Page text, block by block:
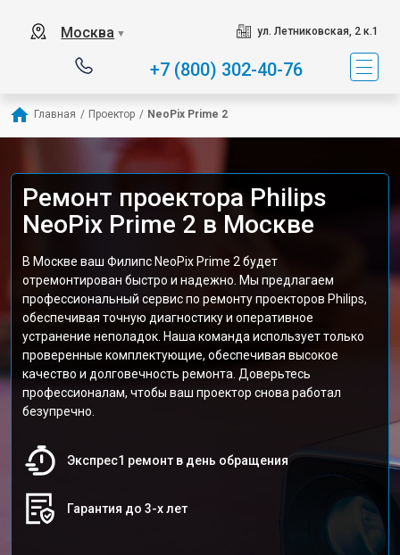
Москва ▼ ул. Летниковская, 2 к.1
+7 (800) 302-40-76
Главная / Проектор / NeoPix Prime 2
Ремонт проектора Philips
NeoPix Prime 2 в Москве
В Москве ваш Филипс NeoPix Prime 2 будет
отремонтирован быстро и надежно. Мы предлагаем
профессиональный сервис по ремонту проекторов Philips,
обеспечивая точную диагностику и оперативное
устранение неполадок. Наша команда использует только
проверенные комплектующие, обеспечивая высокое
качество и долговечность ремонта. Доверьтесь
профессионалам, чтобы ваш проектор снова работал
безупречно.
Экспрес1 ремонт в день обращения
Гарантия до 3-х лет